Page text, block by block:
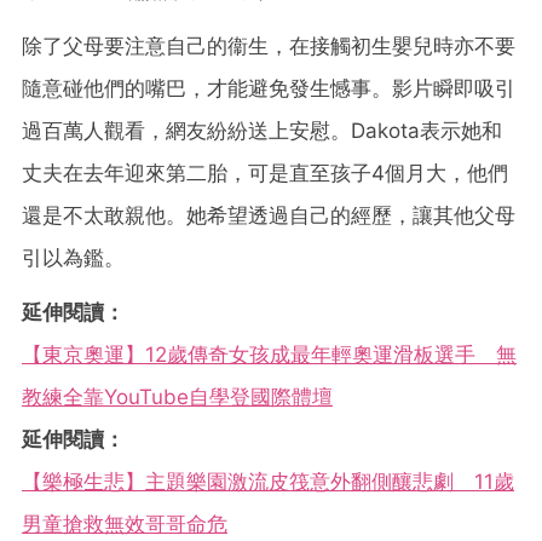
除了父母要注意自己的衞生，在接觸初生嬰兒時亦不要
隨意碰他們的嘴巴，才能避免發生憾事。影片瞬即吸引
過百萬人觀看，網友紛紛送上安慰。Dakota表示她和
丈夫在去年迎來第二胎，可是直至孩子4個月大，他們
還是不太敢親他。她希望透過自己的經歷，讓其他父母
引以為鑑。
延伸閱讀：
【東京奧運】12歲傳奇女孩成最年輕奧運滑板選手 無
教練全靠YouTube自學登國際體壇
延伸閱讀：
【樂極生悲】主題樂園激流皮筏意外翻側釀悲劇 11歲
男童搶救無效哥哥命危